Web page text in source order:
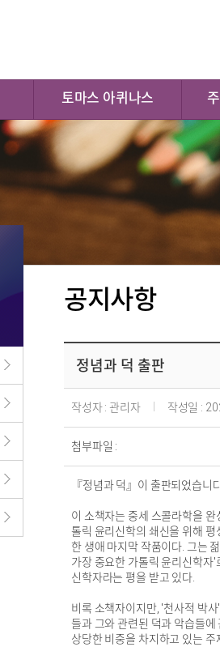
토마스 아퀴나스
공지사항
정념과 덕 출판
작성자 : 관리자 작성일 :
첨부파일 :
『정념과 덕』이 출판되었습니
이 소책자는 중세 스콜라학을
톨릭 윤리신학의 쇄신을 위해
한 생애 마지막 작품이다. 그는
가장 중요한 가톨릭 윤리신학
신학자라는 평을 받고 있다.
비록 소책자이지만, '천사적 박
들과 그와 관련된 덕과 악습들에
상당한 비중을 차지하고 있는